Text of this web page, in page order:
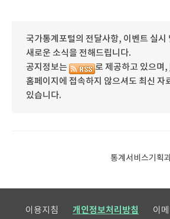
국가통계포털의 전달사항, 이벤트 실시
새로운 소식을 전해드립니다.
공지정보는
로 제공하고 있으며,
홈페이지에 접속하지 않으셔도 최신 자
있습니다.
통계서비스기획
이용지침 개인정보처리방침 이